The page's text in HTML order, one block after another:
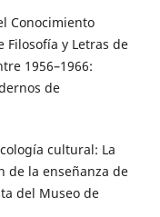
Conocimiento
Filosofía y Letras de
1956–1966:
de
cultural: La
de la enseñanza de
del Museo de